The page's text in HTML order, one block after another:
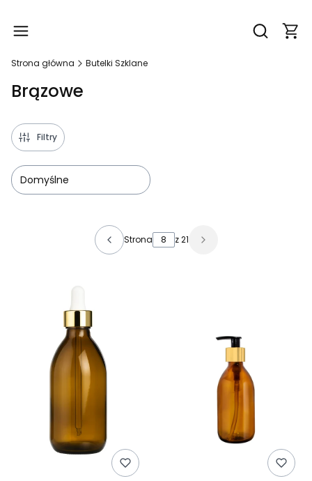
Otwórz
Strona główna Butelki Szklane
Brązowe
Filtry
Domyślne
Lista produktów
Strona z 21